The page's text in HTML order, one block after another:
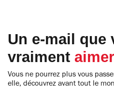
Un e-mail que
vraiment aimer
Vous ne pourrez plus vous
elle, découvrez avant tout le